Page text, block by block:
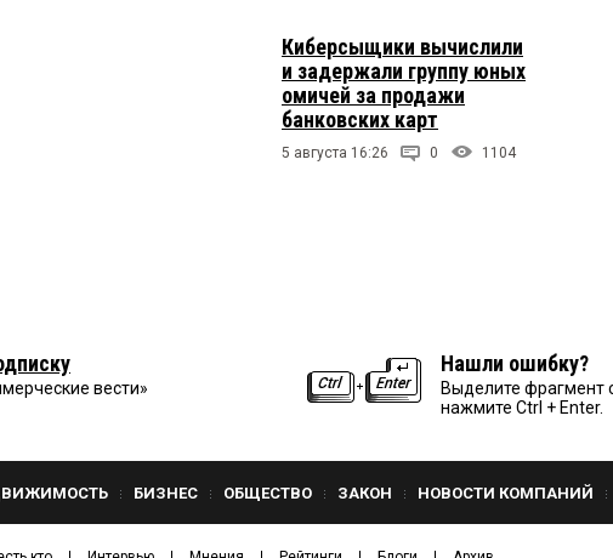
Киберсыщики вычислили
и задержали группу юных
омичей за продажи
банковских карт
5 августа 16:26 0 1104
вести»
Нашли ошибку?
Выделите фрагмент
нажмите Ctrl + Enter.
БИЗНЕС ОБЩЕСТВО ЗАКОН НОВОСТИ КОМПАНИЙ